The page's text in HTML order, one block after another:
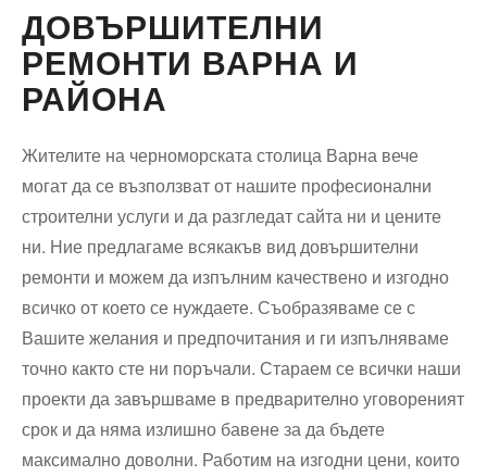
ДОВЪРШИТЕЛНИ
РЕМОНТИ ВАРНА И
РАЙОНА
Жителите на черноморската столица Варна вече
могат да се възползват от нашите професионални
строителни услуги и да разгледат сайта ни и цените
ни. Ние предлагаме всякакъв вид довършителни
ремонти и можем да изпълним качествено и изгодно
всичко от което се нуждаете. Съобразяваме се с
Вашите желания и предпочитания и ги изпълняваме
точно както сте ни поръчали. Стараем се всички наши
проекти да завършваме в предварително уговореният
срок и да няма излишно бавене за да бъдете
максимално доволни. Работим на изгодни цени, които